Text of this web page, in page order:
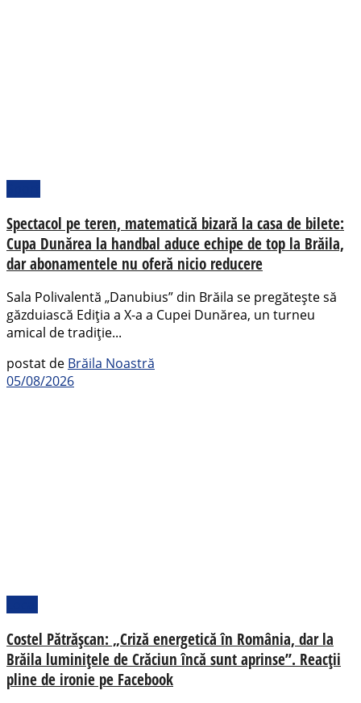
Spectacol pe teren, matematică bizară la casa de bilete:
Cupa Dunărea la handbal aduce echipe de top la Brăila,
dar abonamentele nu oferă nicio reducere
Sala Polivalentă „Danubius” din Brăila se pregătește să
găzduiască Ediția a X-a a Cupei Dunărea, un turneu
amical de tradiție...
postat de Brăila Noastră
05/08/2026
Costel Pătrășcan: „Criză energetică în România, dar la
Brăila luminițele de Crăciun încă sunt aprinse”. Reacții
pline de ironie pe Facebook